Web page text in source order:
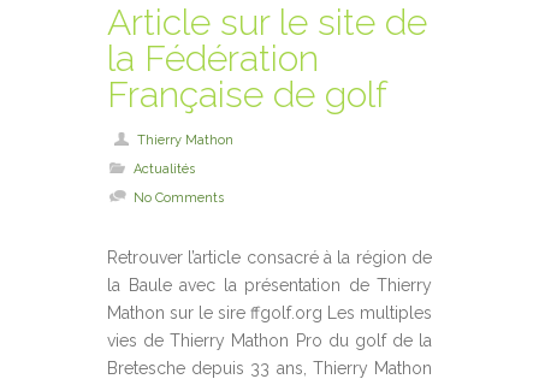
Article sur le site de
la Fédération
Française de golf
Thierry Mathon
Actualités
No Comments
Retrouver l’article consacré à la région de
la Baule avec la présentation de Thierry
Mathon sur le sire ffgolf.org Les multiples
vies de Thierry Mathon Pro du golf de la
Bretesche depuis 33 ans, Thierry Mathon